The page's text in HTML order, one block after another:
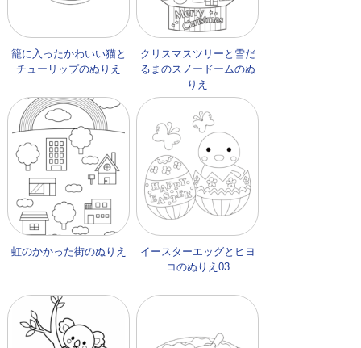
籠に入ったかわいい猫と
チューリップのぬりえ
クリスマスツリーと雪だ
るまのスノードームのぬ
りえ
虹のかかった街のぬりえ
イースターエッグとヒヨ
コのぬりえ03